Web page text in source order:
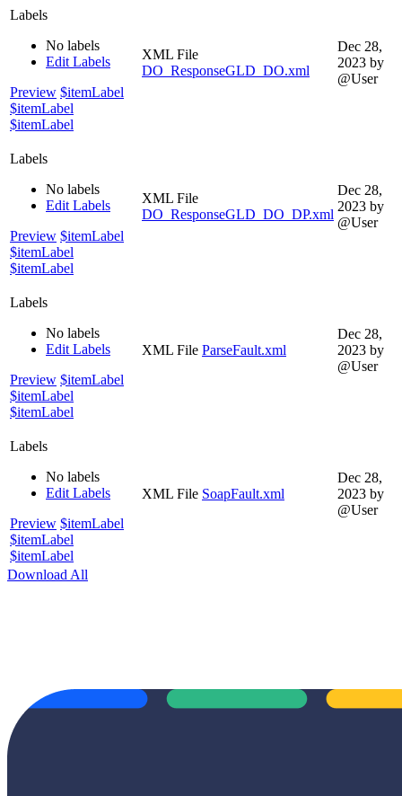
Labels
No labels
Edit Labels
Preview $itemLabel
$itemLabel
$itemLabel
XML File
DO_ResponseGLD_DO.xml
Dec 28,
2023 by
@User
Labels
No labels
Edit Labels
Preview $itemLabel
$itemLabel
$itemLabel
XML File
DO_ResponseGLD_DO_DP.xml
Dec 28,
2023 by
@User
Labels
No labels
Edit Labels
Preview $itemLabel
$itemLabel
$itemLabel
XML File ParseFault.xml
Dec 28,
2023 by
@User
Labels
No labels
Edit Labels
Preview $itemLabel
$itemLabel
$itemLabel
XML File SoapFault.xml
Dec 28,
2023 by
@User
Download All